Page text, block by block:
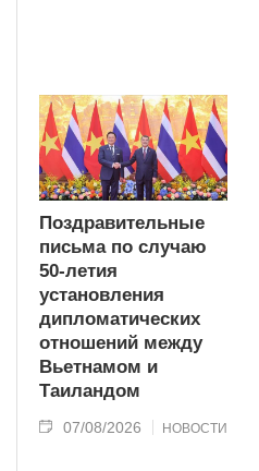
Поздравительные
письма по случаю
50-летия
установления
дипломатических
отношений между
Вьетнамом и
Таиландом
07/08/2026 НОВОСТИ